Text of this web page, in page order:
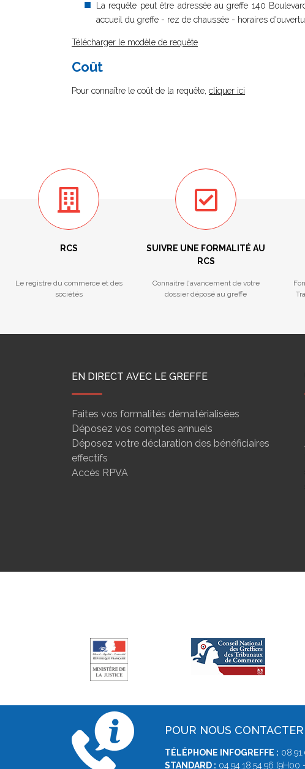
La requête peut être adressée au greffe 140
accueil du greffe - rez de chaussée - horaires
Télécharger le modèle de requête
Coût
Pour connaître le coût de la requête, cliquer ici
RCS
Le registre du commerce et des
sociétés
SUIVRE UNE FORMALITÉ AU
RCS
Connaitre l'avancement de votre
dossier déposé au greffe
EN DIRECT AVEC LE GREFFE
Faites vos formalités dématérialisées
Déposez vos comptes annuels
Déposez votre déclaration des bénéficiaires
effectifs
Accès RPVA
POUR NOUS CONTACTER
TÉLÉPHONE INFOGREFFE :
STANDARD : 04.94.18.54.96 (9H00